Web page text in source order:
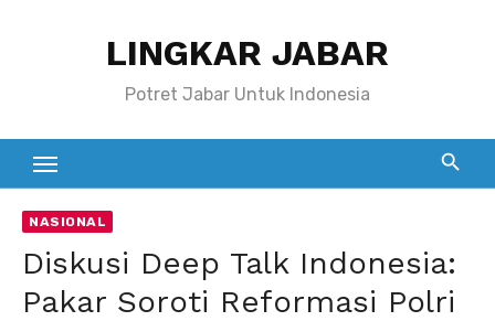
LINGKAR JABAR
Potret Jabar Untuk Indonesia
NASIONAL
Diskusi Deep Talk Indonesia:
Pakar Soroti Reformasi Polri